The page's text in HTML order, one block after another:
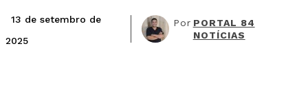
13 de setembro de
2025
Por PORTAL 84
NOTÍCIAS